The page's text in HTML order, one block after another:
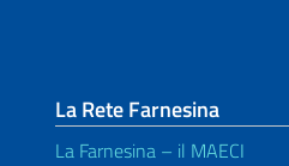
La Rete Farnesina
La Farnesina – il MAECI